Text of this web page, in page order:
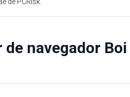
navegador Boi